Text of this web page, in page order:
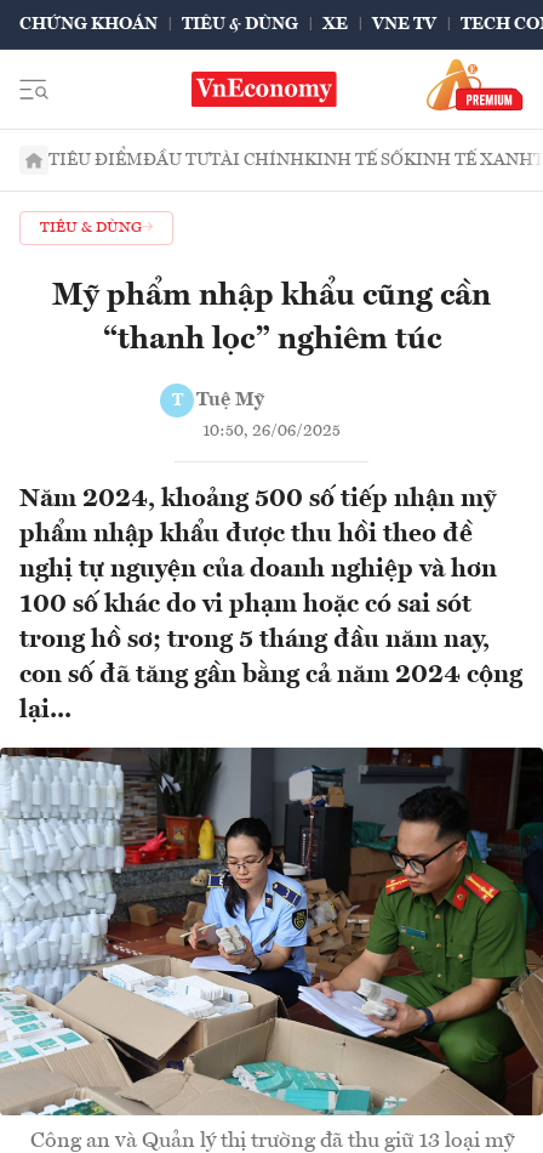
CHỨNG KHOÁN TIÊU & DÙNG XE VNE TV TECH
TIÊU ĐIỂMĐẦU TƯTÀI CHÍNHKINH TẾ SỐKINH TẾ XANH
TIÊU & DÙNG
Mỹ phẩm nhập khẩu cũng cần
“thanh lọc” nghiêm túc
T Tuệ Mỹ
10:50, 26/06/2025
Năm 2024, khoảng 500 số tiếp nhận mỹ
phẩm nhập khẩu được thu hồi theo đề
nghị tự nguyện của doanh nghiệp và hơn
100 số khác do vi phạm hoặc có sai sót
trong hồ sơ; trong 5 tháng đầu năm nay,
con số đã tăng gần bằng cả năm 2024 cộng
lại...
Công an và Quản lý thị trường đã thu giữ 13 loại mỹ